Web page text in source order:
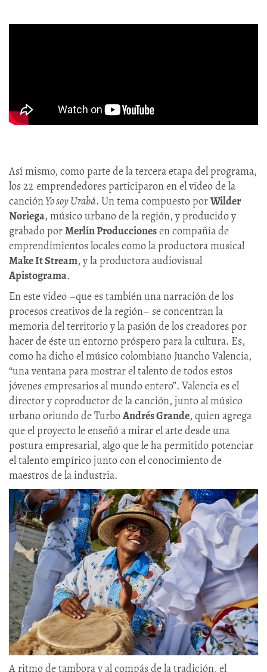
Así mismo, como parte de la tercera etapa del programa,
los 22 emprendedores participaron en el video de la
canciónYo soy Urabá. Un tema compuesto porWilder
Noriega, músico urbano de la región, y producido y
grabado porMerlín Produccionesen compañía de
emprendimientos locales como la productora musical
Make It Stream, y la productora audiovisual
Apistograma.
En este video –que es también una narración de los
procesos creativos de la región– se concentran la
memoria del territorio y la pasión de los creadores por
hacer de éste un entorno próspero para la cultura. Es,
como ha dicho el músico colombiano Juancho Valencia,
“una ventana para mostrar el talento de todos estos
jóvenes empresarios al mundo entero”. Valencia es el
director y coproductor de la canción, junto al músico
urbano oriundo de TurboAndrés Grande, quien agrega
que el proyecto le enseñó a mirar el arte desde una
postura empresarial, algo que le ha permitido potenciar
el talento empírico junto con el conocimiento de
maestros de la industria.
A ritmo de tambora y al compás de la tradición, el